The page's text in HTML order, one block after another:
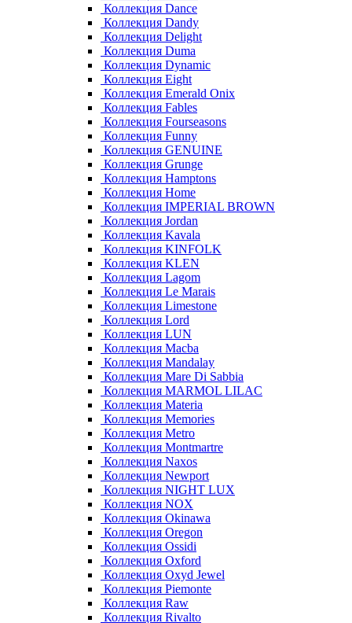
Коллекция Dance
Коллекция Dandy
Коллекция Delight
Коллекция Duma
Коллекция Dynamic
Коллекция Eight
Коллекция Emerald Onix
Коллекция Fables
Коллекция Fourseasons
Коллекция Funny
Коллекция GENUINE
Коллекция Grunge
Коллекция Hamptons
Коллекция Home
Коллекция IMPERIAL BROWN
Коллекция Jordan
Коллекция Kavala
Коллекция KINFOLK
Коллекция KLEN
Коллекция Lagom
Коллекция Le Marais
Коллекция Limestone
Коллекция Lord
Коллекция LUN
Коллекция Macba
Коллекция Mandalay
Коллекция Mare Di Sabbia
Коллекция MARMOL LILAC
Коллекция Materia
Коллекция Memories
Коллекция Metro
Коллекция Montmartre
Коллекция Naxos
Коллекция Newport
Коллекция NIGHT LUX
Коллекция NOX
Коллекция Okinawa
Коллекция Oregon
Коллекция Ossidi
Коллекция Oxford
Коллекция Oxyd Jewel
Коллекция Piemonte
Коллекция Raw
Коллекция Rivalto